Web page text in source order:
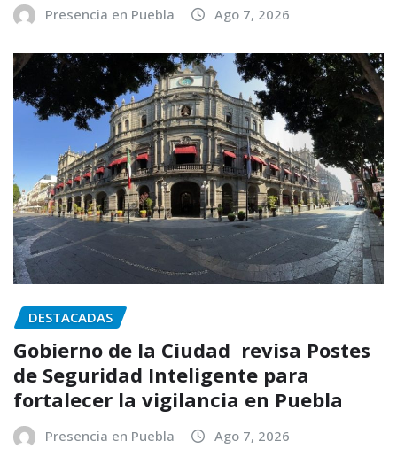
Presencia en Puebla Ago 7, 2026
DESTACADAS
Gobierno de la Ciudad revisa Postes
de Seguridad Inteligente para
fortalecer la vigilancia en Puebla
Presencia en Puebla Ago 7, 2026